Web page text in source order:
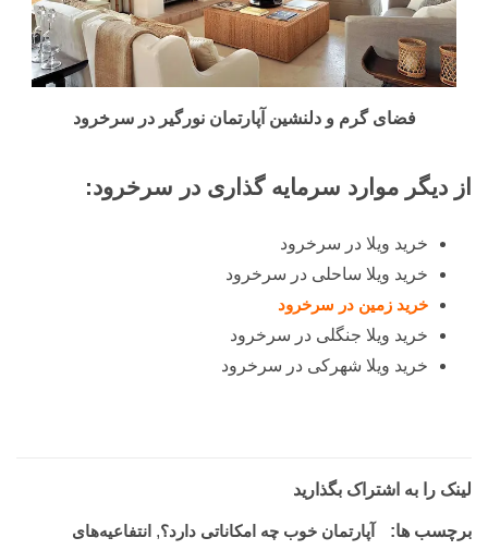
فضای گرم و دلنشین آپارتمان نورگیر در سرخرود
از دیگر موارد سرمایه گذاری در سرخرود:
خرید ویلا در سرخرود
خرید ویلا ساحلی در سرخرود
خرید زمین در سرخرود
خرید ویلا جنگلی در سرخرود
خرید ویلا شهرکی در سرخرود
لینک را به اشتراک بگذارید
برچسب ها: آپارتمان خوب چه امکاناتی دارد؟, انتفاعیه‌های